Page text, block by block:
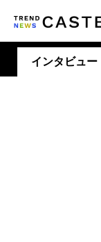
インタビュー